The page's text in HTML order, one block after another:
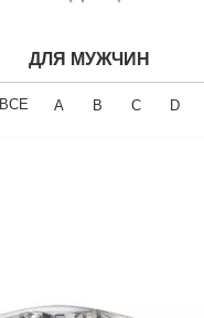
ДЛЯ МУЖЧИН
ВСЕ A B C D